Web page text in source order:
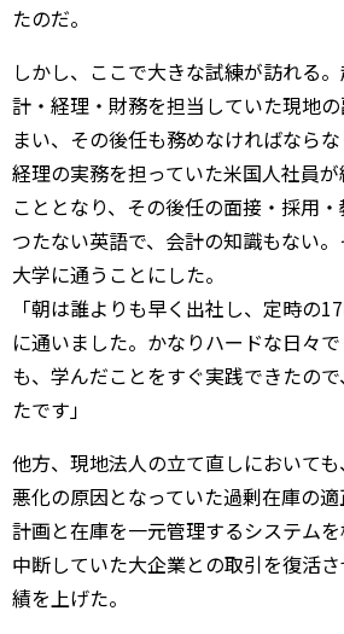
たのだ。
しかし、ここで大きな試練が訪れる
計・経理・財務を担当していた現地
まい、その後任も務めなければならな
経理の実務を担っていた米国人社員
こととなり、その後任の面接・採用・
つたない英語で、会計の知識もない
大学に通うことにした。
「朝は誰よりも早く出社し、定時の
に通いました。かなりハードな日々
も、学んだことをすぐ実践できたの
たです」
他方、現地法人の立て直しにおいて
悪化の原因となっていた過剰在庫の
計画と在庫を一元管理するシステムを
中断していた大企業との取引を復活
績を上げた。